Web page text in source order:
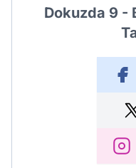
Dokuzda 9 -